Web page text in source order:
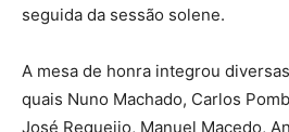
seguida da sessão solene.
A mesa de honra integrou
quais Nuno Machado, Carlos
José Requeijo, Manuel Macedo,